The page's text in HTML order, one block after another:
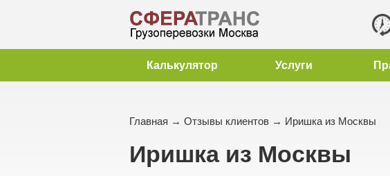
Калькулятор Услуги
Главная → Отзывы клиентов → Иришка из Москвы
Иришка из Москвы